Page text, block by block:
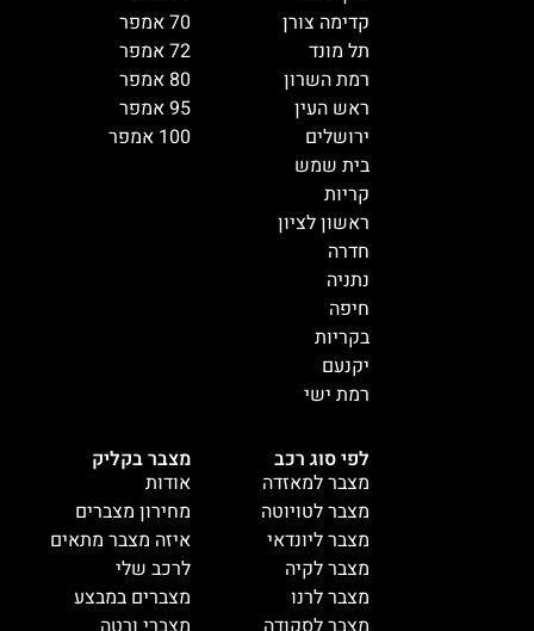
מצבר בקליק
אודות
מחירון מצברים
איזה מצבר מתאים
לרכב שלי
מצברים במבצע
לפי סוג רכב
מצבר למאזדה
מצבר לטויוטה
מצבר ליונדאי
מצבר לקיה
מצבר לרנו
70 אמפר
72 אמפר
80 אמפר
95 אמפר
100 אמפר
קדימה צורן
תל מונד
רמת השרון
ראש העין
ירושלים
בית שמש
קריות
ראשון לציון
חדרה
נתניה
חיפה
בקריות
יקנעם
רמת ישי